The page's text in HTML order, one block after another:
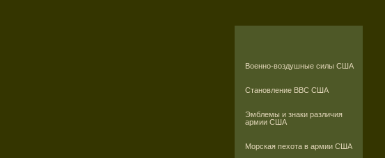
Военно-воздушные силы США
Становление ВВС США
Эмблемы и знаки различия
армии США
Морская пехота в армии США